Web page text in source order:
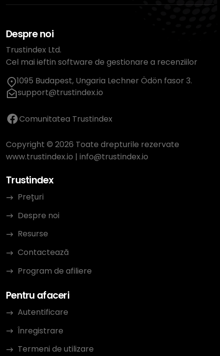
Despre noi
Trustindex Ltd.
Cel mai ieftin software de gestionare a recenziilor
1095 Budapest, Ungaria Lechner Ödön fasor 3.
support@trustindex.io
Comunitatea Trustindex
Copyright © 2026 Toate drepturile rezervate
www.trustindex.io | info@trustindex.io
Trustindex
Prețuri
Despre noi
Resurse
Contactează
Program de afiliere
Pentru afaceri
Autentificare
Înregistrare
Termeni de utilizare